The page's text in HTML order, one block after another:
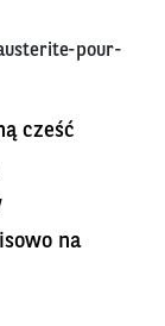
pour-
cześć
na